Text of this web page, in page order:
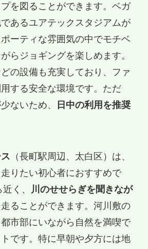
を図ることができます。ベガ
あるユアテックスタジアムが
ーティな雰囲気の中でモチベ
らジョギングを楽しめます。
の設備も充実しており、ファ
する安全な環境です。ただ
ないため、
日中の利用を推奨
（長町駅周辺、太白区）は、
りたい初心者におすすめで
く、
川のせせらぎを聞きなが
走ることができます。河川敷の
市部にいながら自然を満喫で
です。特に早朝や夕方には地